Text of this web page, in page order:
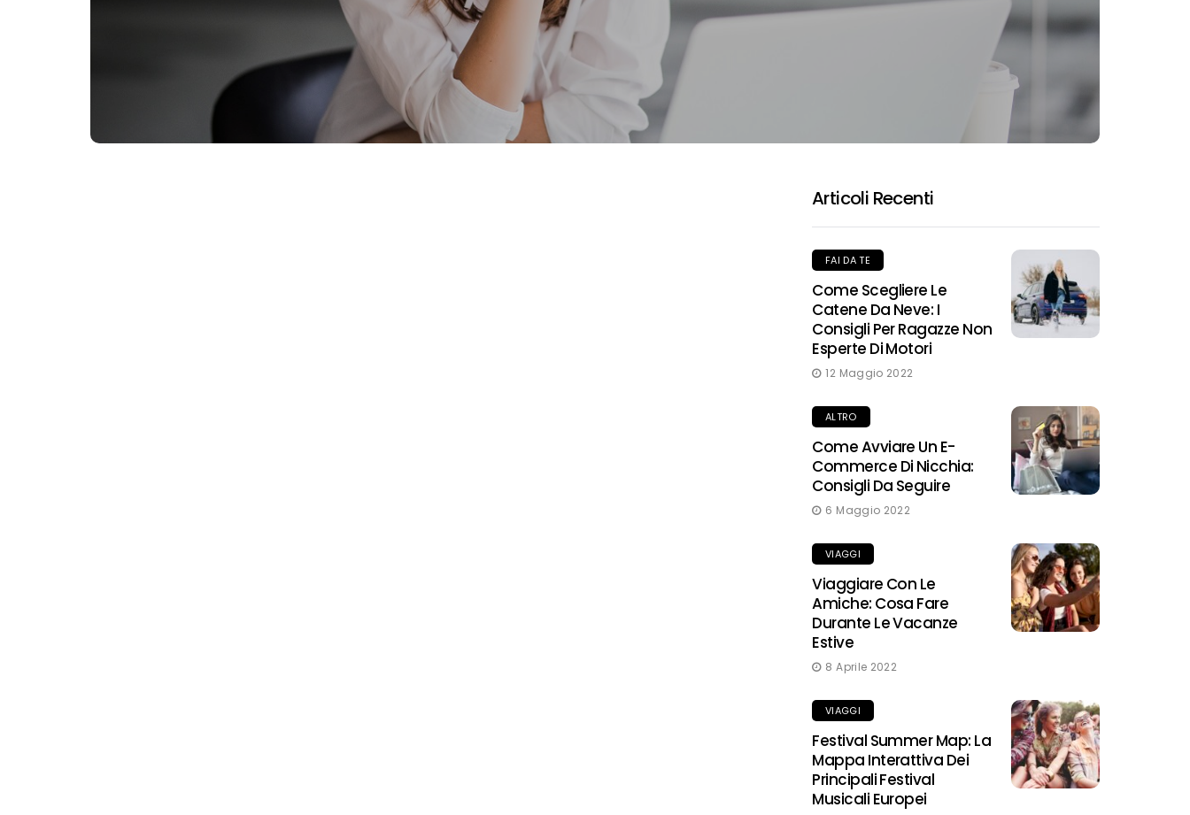
Articoli Recenti
FAI DA TE
Come Scegliere Le
Catene Da Neve: I
Consigli Per Ragazze Non
Esperte Di Motori
12 Maggio 2022
ALTRO
Come Avviare Un E-
Commerce Di Nicchia:
Consigli Da Seguire
6 Maggio 2022
VIAGGI
Viaggiare Con Le
Amiche: Cosa Fare
Durante Le Vacanze
Estive
8 Aprile 2022
VIAGGI
Festival Summer Map: La
Mappa Interattiva Dei
Principali Festival
Musicali Europei